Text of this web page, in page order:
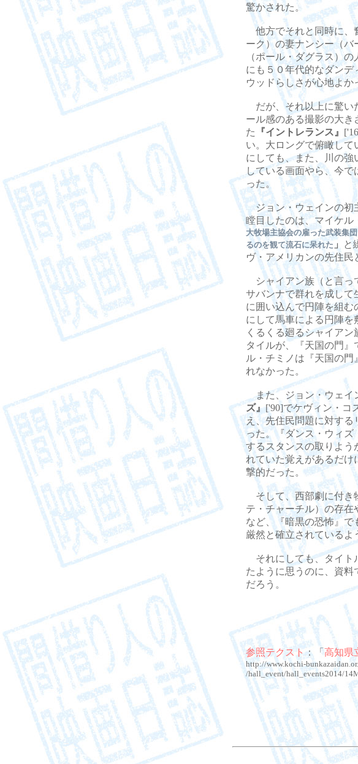
驚かされた。
他方でそれと同時に、
ーク）の妻ナンシー（
（ポール・ダグラス）
にも５０年代的なダンデ
ウッドらしさが心地よか
だが、それ以上に驚い
ール感のある撮影の大
た
『イントレランス』
い。大ロングで俯瞰して
にしても、また、川の強
している画面やら、今
った。
ジョン・ウェインの初
瞠目したのは、マイケル
大牧場主協会の雇った武装集
るのを観て流石に呆れた 」
と
ヴ・アメリカンの先住
シャイアン族（と言っ
サバンナで群れを成して
に囲い込んで円陣を組む
にして馬車による円陣を
くるくる廻るシャイア
タイルが、『天国の門
ル・チミノは『天国の
れなかった。
また、ジョン・ウェイ
ズ』['90]でケヴィン・コ
え、先住民問題に対す
った。『ダンス・ウィ
するスタンスの取りよう
れていた覚えがあるだけ
撃的だった。
そして、西部劇に付き
テ・チャーチル）の存
など、『暗黒の恐怖』で
厳然と確立されているよ
それにしても、タイト
たように思うのに、資料
だろう。
参照テクスト：「高知県
http://www.kochi-
/hall_event/hall_events2014/